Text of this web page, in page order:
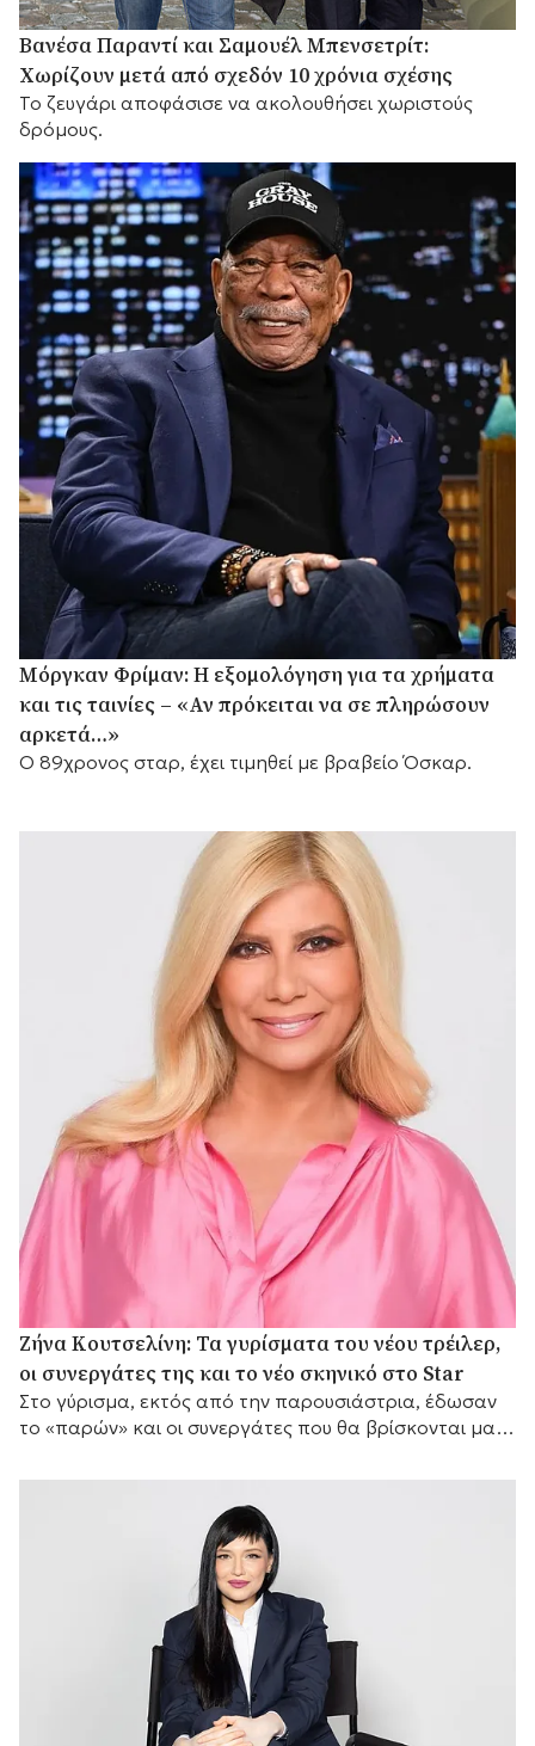
Βανέσα Παραντί και Σαμουέλ Μπενσετρίτ:
Χωρίζουν μετά από σχεδόν 10 χρόνια σχέσης
Το ζευγάρι αποφάσισε να ακολουθήσει χωριστούς
δρόμους.
Μόργκαν Φρίμαν: Η εξομολόγηση για τα χρήματα
και τις ταινίες – «Αν πρόκειται να σε πληρώσουν
αρκετά…»
Ο 89χρονος σταρ, έχει τιμηθεί με βραβείο Όσκαρ.
Ζήνα Κουτσελίνη: Τα γυρίσματα του νέου τρέιλερ,
οι συνεργάτες της και το νέο σκηνικό στο Star
Στο γύρισμα, εκτός από την παρουσιάστρια, έδωσαν
το «παρών» και οι συνεργάτες που θα βρίσκονται μαζί